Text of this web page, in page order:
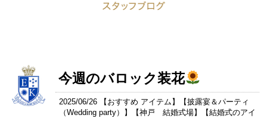
今週のバロック装花
2025/06/26 【 おすすめ アイテム 】【披露宴＆パーティ
（Wedding party）
】【神戸 結婚式場】【結婚式のアイ